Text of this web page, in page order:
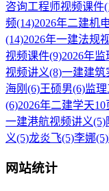
咨询工程师视频课件
频(14)2026年二建机
(14)2026年一建法规
视频课件(9)2026年
视频讲义(8)一建建筑
海刚 (6)王硕男(6)监
(6)2026年二建学天10
一建港航视频讲义(5)
义(5)龙炎飞(5)李娜(5)
网站统计